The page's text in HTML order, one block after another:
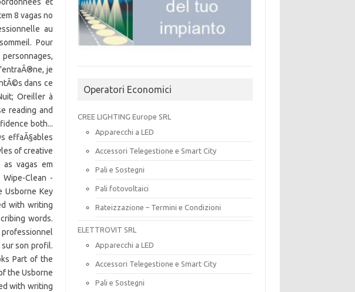
Operatori Economici
CREE LIGHTING Europe SRL
Apparecchi a LED
Accessori Telegestione e Smart City
Pali e Sostegni
Pali fotovoltaici
Rateizzazione – Termini e Condizioni
ELETTROVIT SRL
Apparecchi a LED
Accessori Telegestione e Smart City
Pali e Sostegni